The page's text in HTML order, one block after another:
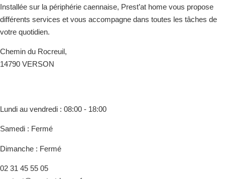
Installée sur la périphérie caennaise, Prest’at home vous propose
différents services et vous accompagne dans toutes les tâches de
votre quotidien.
Chemin du Rocreuil,
14790 VERSON
Lundi au vendredi : 08:00 - 18:00
Samedi : Fermé
Dimanche : Fermé
02 31 45 55 05